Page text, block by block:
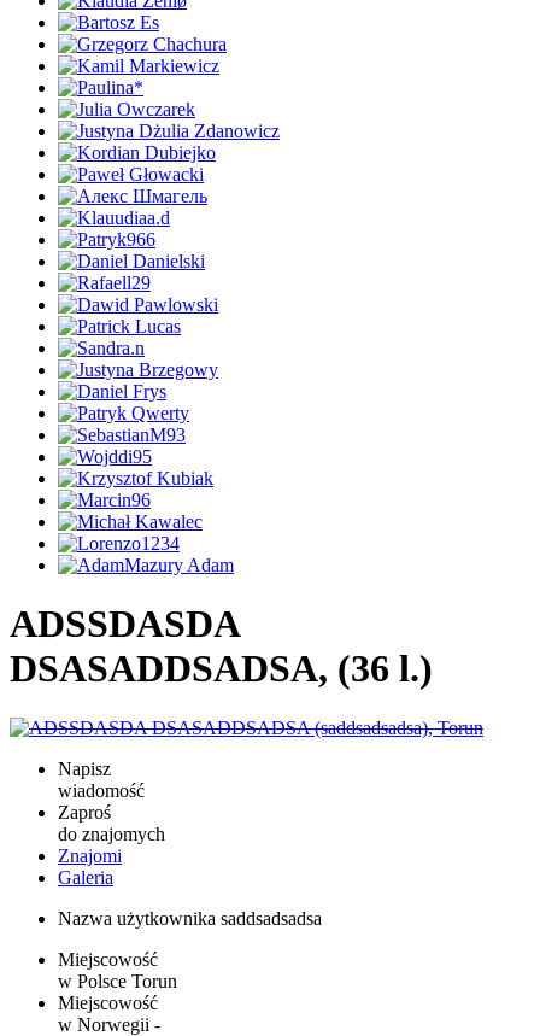
ADSSDASDA
DSASADDSADSA, (36 l.)
Napisz
wiadomość
Zaproś
do znajomych
Znajomi
Galeria
Nazwa użytkownika saddsadsadsa
Miejscowość
w Polsce Torun
Miejscowość
w Norwegii -